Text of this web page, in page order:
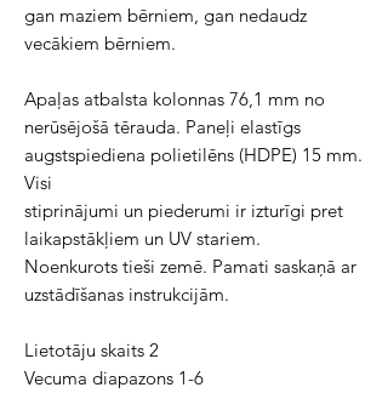
gan maziem bērniem, gan nedaudz
vecākiem bērniem.
Apaļas atbalsta kolonnas 76,1 mm no
nerūsējošā tērauda. Paneļi elastīgs
augstspiediena polietilēns (HDPE) 15 mm.
Visi
stiprinājumi un piederumi ir izturīgi pret
laikapstākļiem un UV stariem.
Noenkurots tieši zemē. Pamati saskaņā ar
uzstādīšanas instrukcijām.
Lietotāju skaits 2
Vecuma diapazons 1-6